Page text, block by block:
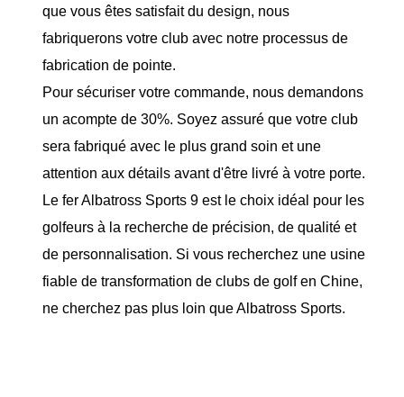
que vous êtes satisfait du design, nous
fabriquerons votre club avec notre processus de
fabrication de pointe.
Pour sécuriser votre commande, nous demandons
un acompte de 30%. Soyez assuré que votre club
sera fabriqué avec le plus grand soin et une
attention aux détails avant d'être livré à votre porte.
Le fer Albatross Sports 9 est le choix idéal pour les
golfeurs à la recherche de précision, de qualité et
de personnalisation. Si vous recherchez une usine
fiable de transformation de clubs de golf en Chine,
ne cherchez pas plus loin que Albatross Sports.